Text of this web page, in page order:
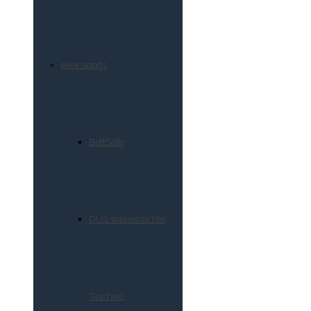
ewa-sports
BeltSafe
DUS wasserdichte
Taschen